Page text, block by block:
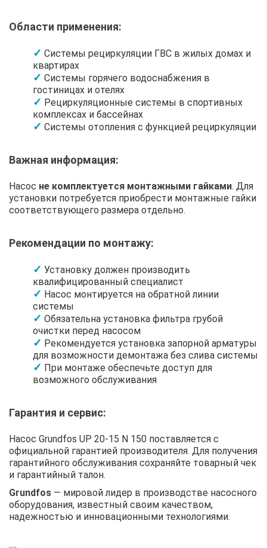
Области применения:
Системы рециркуляции ГВС в жилых домах и
квартирах
Системы горячего водоснабжения в
гостиницах и отелях
Рециркуляционные системы в спортивных
комплексах и бассейнах
Системы отопления с функцией рециркуляции
Важная информация:
Насос не комплектуется монтажными гайками. Для
установки потребуется приобрести монтажные гайки
соответствующего размера отдельно.
Рекомендации по монтажу:
Установку должен производить
квалифицированный специалист
Насос монтируется на обратной линии
системы
Обязательна установка фильтра грубой
очистки перед насосом
Рекомендуется установка запорной арматуры
для возможности демонтажа без слива системы
При монтаже обеспечьте доступ для
возможного обслуживания
Гарантия и сервис:
Насос Grundfos UP 20-15 N 150 поставляется с
официальной гарантией производителя. Для получения
гарантийного обслуживания сохраняйте товарный чек
и гарантийный талон.
Grundfos — мировой лидер в производстве насосного
оборудования, известный своим качеством,
надежностью и инновационными технологиями.